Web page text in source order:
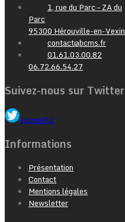
1, rue du Parc – ZA du
Parc
95300 Hérouville-en-Vexin
contact@bcms.fr
01.61.03.00.82
06.72.66.54.27
Suivez-nous sur Twitter
@bcms92
Informations
Présentation
Contact
Mentions légales
Newsletter